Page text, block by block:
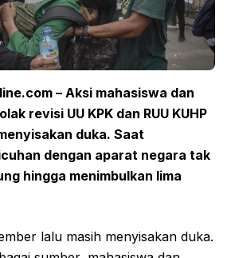
– Aksi mahasiswa dan
revisi UU KPK dan RUU KUHP
duka. Saat
dengan aparat negara tak
hingga menimbulkan lima
lalu masih menyisakan duka.